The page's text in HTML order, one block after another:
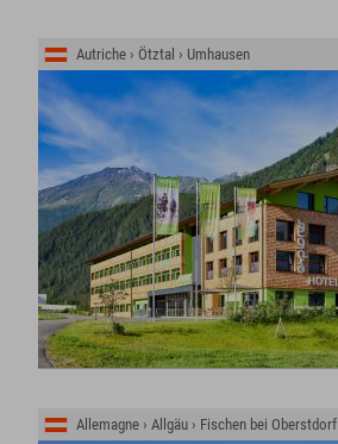
Autriche › Ötztal › Umhausen
Allemagne › Allgäu › Fischen bei Oberstdorf